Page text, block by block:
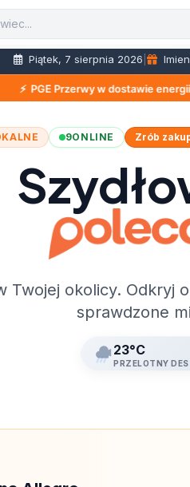
Piątek, 7 sierpnia 2026
w dostawie energii -
9ONLINE Zrób
Twojej okolicy. Odkryj
sprawdzone
23°C
PRZELOTNY